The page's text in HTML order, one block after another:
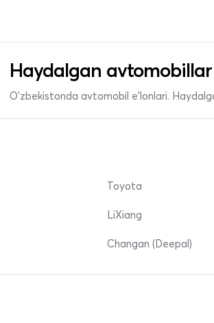
Haydalgan avtomobillar
O'zbekistonda avtomobil e’lonlari.
Toyota
LiXiang
Changan (Deepal)